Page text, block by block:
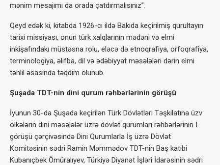
mənim mesajımı da orada çatdırmalısınız”.
Qeyd edək ki, kitabda 1926-cı ildə Bakıda keçirilmiş qurultayın
tarixi missiyası, onun türk xalqlarının mədəni və elmi
inkişafındakı müstəsna rolu, eləcə də etnoqrafiya, orfoqrafiya,
terminologiya, əlifba, dil və ədəbiyyat məsələləri dərin elmi
təhlil əsasında təqdim olunub.
Şuşada TDT-nin dini qurum rəhbərlərinin görüşü
İyunun 30-da Şuşada keçirilən Türk Dövlətləri Təşkilatına üzv
ölkələrin dini məsələlər üzrə dövlət qurumları rəhbərlərinin I
görüşü çərçivəsində Dini Qurumlarla İş üzrə Dövlət
Komitəsinin sədri Ramin Məmmədov TDT-nin Baş katibi
Kubanıçbek Ömüralıyev, Türkiyə Diyanət İşləri İdarəsinin sədri